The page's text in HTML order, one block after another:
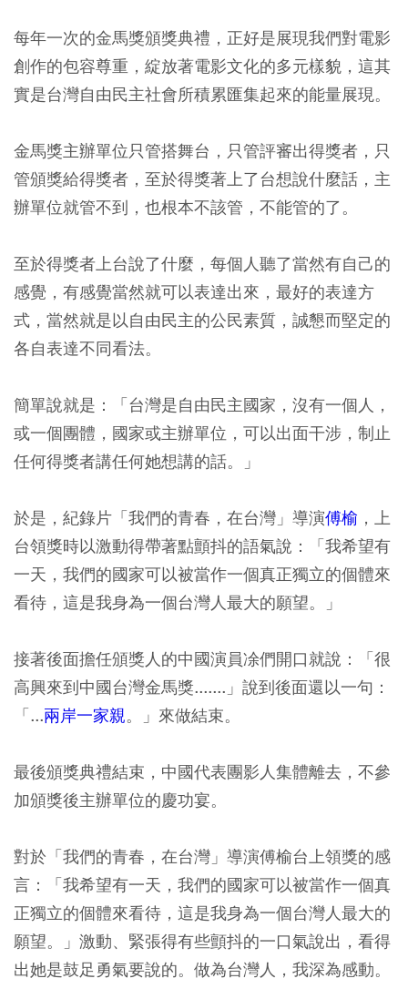
每年一次的金馬獎頒獎典禮，正好是展現我們對電影
創作的包容尊重，綻放著電影文化的多元樣貌，這其
實是台灣自由民主社會所積累匯集起來的能量展現。
金馬獎主辦單位只管搭舞台，只管評審出得獎者，只
管頒獎給得獎者，至於得獎著上了台想說什麼話，主
辦單位就管不到，也根本不該管，不能管的了。
至於得獎者上台說了什麼，每個人聽了當然有自己的
感覺，有感覺當然就可以表達出來，最好的表達方
式，當然就是以自由民主的公民素質，誠懇而堅定的
各自表達不同看法。
簡單說就是：「台灣是自由民主國家，沒有一個人，
或一個團體，國家或主辦單位，可以出面干涉，制止
任何得獎者講任何她想講的話。」
於是，紀錄片「我們的青春，在台灣」導演傅榆 ，上
台領獎時以激動得帶著點顫抖的語氣說：「我希望有
一天，我們的國家可以被當作一個真正獨立的個體來
看待，這是我身為一個台灣人最大的願望。」
接著後面擔任頒獎人的中國演員凃們開口就說：「很
高興來到中國台灣金馬獎.......」說到後面還以一句：
「...兩岸一家親。」來做結束。
最後頒獎典禮結束，中國代表團影人集體離去，不參
加頒獎後主辦單位的慶功宴。
對於「我們的青春，在台灣」導演傅榆台上領獎的感
言：「我希望有一天，我們的國家可以被當作一個真
正獨立的個體來看待，這是我身為一個台灣人最大的
願望。」激動、緊張得有些顫抖的一口氣說出，看得
出她是鼓足勇氣要說的。做為台灣人，我深為感動。